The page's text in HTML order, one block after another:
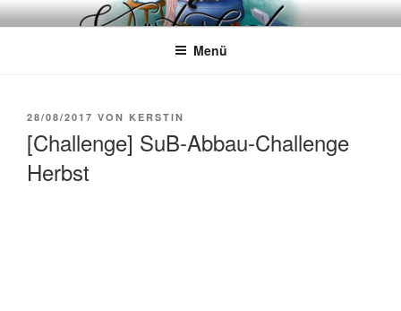
Zum
InhaltWÖRTERKATZE
Von Büchern erzählen
Menü
VERÖFFENTLICHT
28/08/2017 VON KERSTIN
[Challenge] SuB-Abbau-Challenge
Herbst